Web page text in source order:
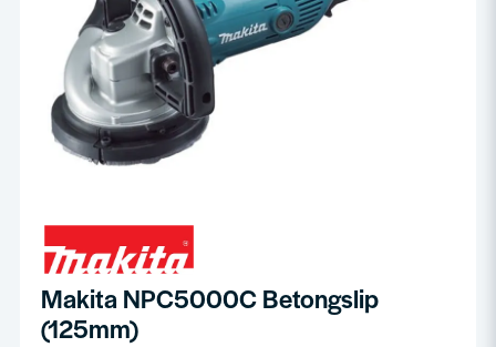
Makita NPC5000C Betongslip
(125mm)